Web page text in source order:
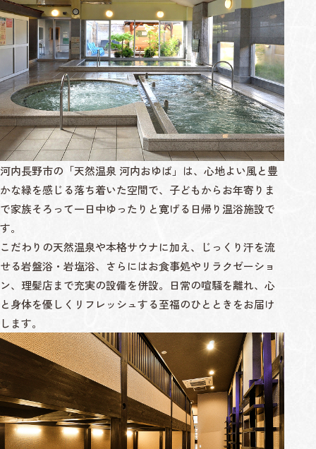
河内長野市の「天然温泉 河内おゆば」は、心地よい風と豊
かな緑を感じる落ち着いた空間で、子どもからお年寄りま
で家族そろって一日中ゆったりと寛げる日帰り温浴施設で
す。
こだわりの天然温泉や本格サウナに加え、じっくり汗を流
せる岩盤浴・岩塩浴、さらにはお食事処やリラクゼーショ
ン、理髪店まで充実の設備を併設。日常の喧騒を離れ、心
と身体を優しくリフレッシュする至福のひとときをお届け
します。